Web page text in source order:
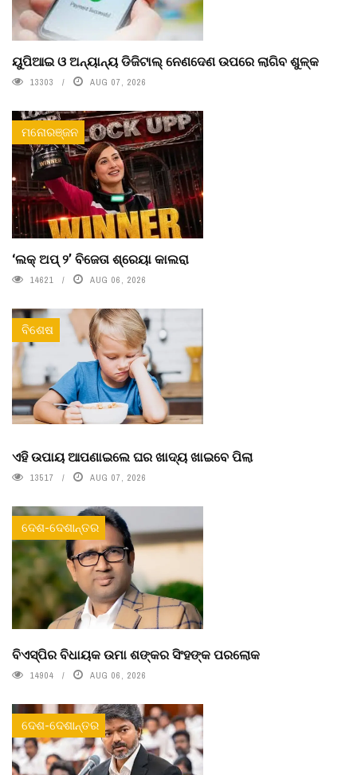
ୟୁପିଆଇ ଓ ଅନ୍ୟାନ୍ୟ ଡିଜିଟାଲ୍ ନେଣଦେଣ ଉପରେ ଲାଗିବ ଶୁଳ୍କ
13303 AUG 07, 2026
ମନୋରଞ୍ଜନ
‘ଲକ୍ ଅପ୍ ୨’ ବିଜେତା ଶ୍ରେୟା କାଲରା
14621 AUG 06, 2026
ବିଶେଷ
ଏହି ଉପାୟ ଆପଣାଇଲେ ଘର ଖାଦ୍ୟ ଖାଇବେ ପିଲା
13517 AUG 07, 2026
ଦେଶ-ଦେଶାନ୍ତର
ବିଏସ୍‌ପିର ବିଧାୟକ ଉମା ଶଙ୍କର ସିଂହଙ୍କ ପରଲୋକ
14904 AUG 06, 2026
ଦେଶ-ଦେଶାନ୍ତର